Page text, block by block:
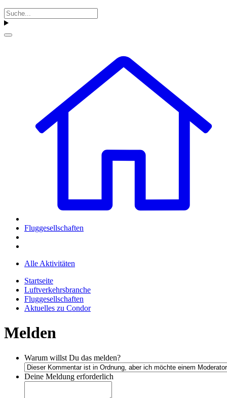
Fluggesellschaften
Alle Aktivitäten
Startseite
Luftverkehrsbranche
Fluggesellschaften
Aktuelles zu Condor
Melden
Warum willst Du das melden?
Deine Meldung erforderlich